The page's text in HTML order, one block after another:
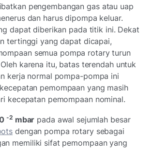
pengembangan gas atau uap
dan harus dipompa keluar.
dapat diberikan pada titik ini. Dekat
tertinggi yang dapat dicapai,
semua pompa rotary turun
karena itu, batas terendah untuk
kerja normal pompa-pompa ini
pemompaan yang masih
kecepatan pemompaan nominal.
-2 mbar pada awal sejumlah besar
dengan pompa rotary sebagai
memiliki sifat pemompaan yang